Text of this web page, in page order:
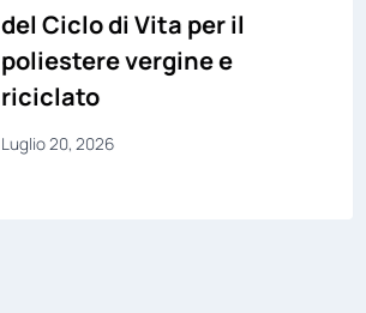
del Ciclo di Vita per il
poliestere vergine e
riciclato
Luglio 20, 2026